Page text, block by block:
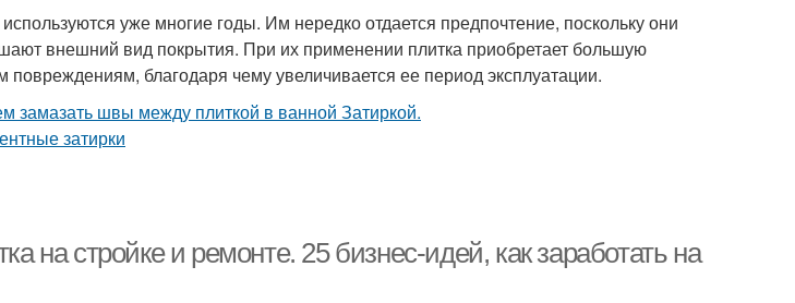
уже многие годы. Им нередко отдается предпочтение, поскольку они
внешний вид покрытия. При их применении плитка приобретает большую
повреждениям, благодаря чему увеличивается ее период эксплуатации.
на стройке и ремонте. 25 бизнес-идей, как заработать на